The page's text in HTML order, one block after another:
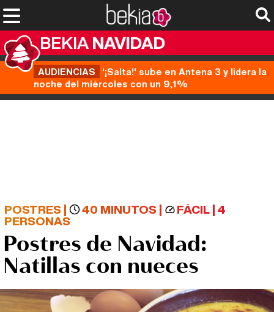
BEKIANAVIDAD
AUDIENCIAS '¡Salta!' sube en Antena 3 y lidera la
noche del miércoles con un 9,1%
POSTRES | 40 MINUTOS | FÁCIL|4
PERSONAS
Postres de Navidad:
Natillas con nueces